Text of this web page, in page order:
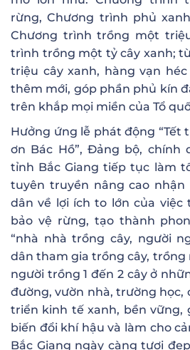
rừng, Chương trình phủ
Chương trình trồng một
trình trồng một tỷ cây xanh;
triệu cây xanh, hàng vạn
thêm mới, góp phần phủ kín
trên khắp mọi miền của Tổ
Hưởng ứng lễ phát động “Tết
ơn Bác Hồ”, Đảng bộ, chính
tỉnh Bắc Giang tiếp tục làm
tuyên truyền nâng cao
dân về lợi ích to lớn của việc
bảo vệ rừng, tạo thành
“nhà nhà trồng cây, người
dân tham gia trồng cây, trồng
người trồng 1 đến 2 cây ở
đường, vườn nhà, trường học,
triển kinh tế xanh, bền vững,
biến đổi khí hậu và làm cho
Bắc Giang ngày càng tươi